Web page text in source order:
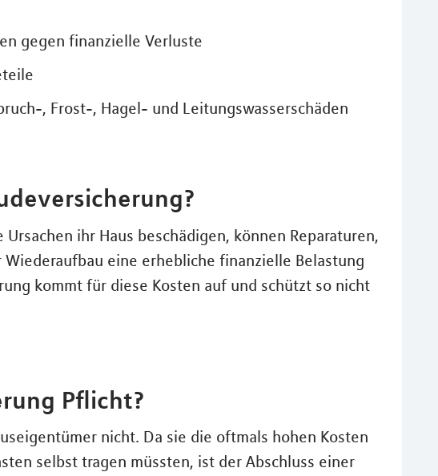
gegen finanzielle Verluste
, Frost-, Hagel- und Leitungswasserschäden
ihr Haus beschädigen, können Reparaturen,
eine erhebliche finanzielle Belastung
kommt für diese Kosten auf und schützt so nicht
Pflicht?
nicht. Da sie die oftmals hohen Kosten
selbst tragen müssten, ist der Abschluss einer